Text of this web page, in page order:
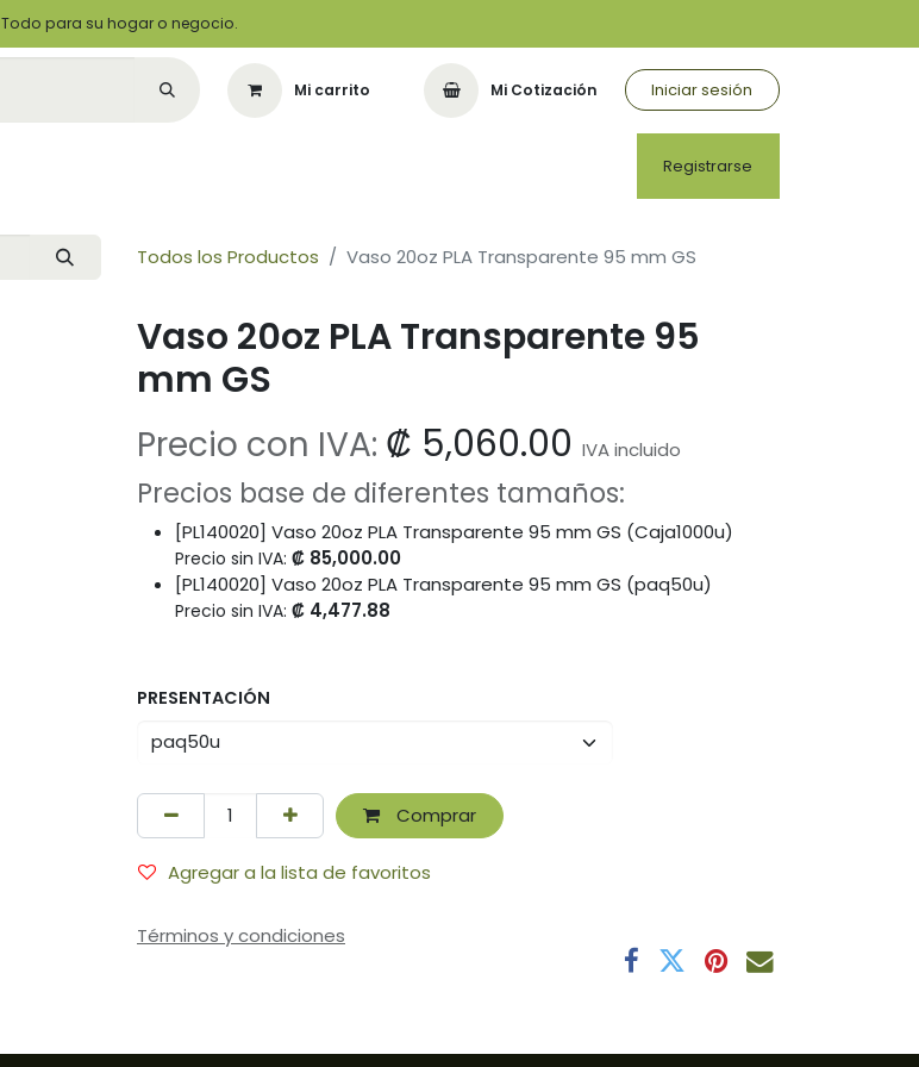
Todo para su hogar o negocio.
Mi carrito Mi Cotización Iniciar sesión
Registrarse
Todos los Productos Vaso 20oz PLA Transparente 95 mm GS
Vaso 20oz PLA Transparente 95
mm GS
Precio con IVA: ₡ 5,060.00 IVA incluido
Precios base de diferentes tamaños:
[PL140020] Vaso 20oz PLA Transparente 95 mm GS (Caja1000u)
Precio sin IVA: ₡ 85,000.00
[PL140020] Vaso 20oz PLA Transparente 95 mm GS (paq50u)
Precio sin IVA: ₡ 4,477.88
PRESENTACIÓN
Comprar
Agregar a la lista de favoritos
Términos y condiciones